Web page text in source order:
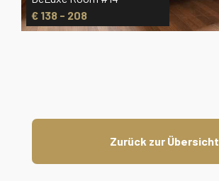
€ 138 - 208
Zurück zur Übersicht